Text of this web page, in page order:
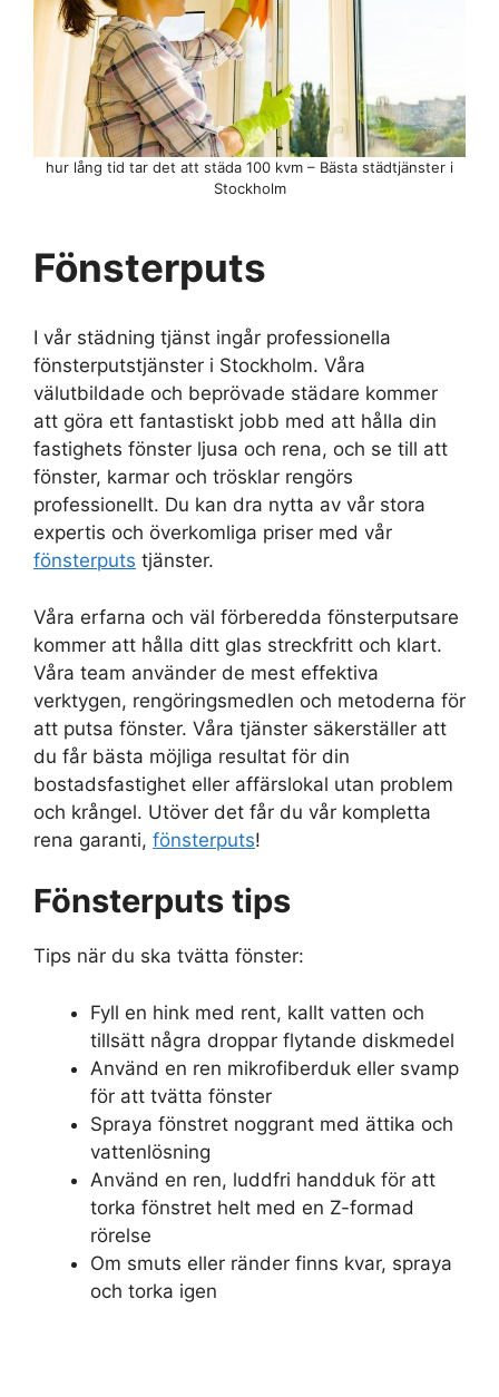
hur lång tid tar det att städa 100 kvm – Bästa städtjänster i
Stockholm
Fönsterputs
I vår städning tjänst ingår professionella
fönsterputstjänster i Stockholm. Våra
välutbildade och beprövade städare kommer
att göra ett fantastiskt jobb med att hålla din
fastighets fönster ljusa och rena, och se till att
fönster, karmar och trösklar rengörs
professionellt. Du kan dra nytta av vår stora
expertis och överkomliga priser med vår
fönsterputs tjänster.
Våra erfarna och väl förberedda fönsterputsare
kommer att hålla ditt glas streckfritt och klart.
Våra team använder de mest effektiva
verktygen, rengöringsmedlen och metoderna för
att putsa fönster. Våra tjänster säkerställer att
du får bästa möjliga resultat för din
bostadsfastighet eller affärslokal utan problem
och krångel. Utöver det får du vår kompletta
rena garanti, fönsterputs!
Fönsterputs tips
Tips när du ska tvätta fönster:
Fyll en hink med rent, kallt vatten och
tillsätt några droppar flytande diskmedel
Använd en ren mikrofiberduk eller svamp
för att tvätta fönster
Spraya fönstret noggrant med ättika och
vattenlösning
Använd en ren, luddfri handduk för att
torka fönstret helt med en Z-formad
rörelse
Om smuts eller ränder finns kvar, spraya
och torka igen